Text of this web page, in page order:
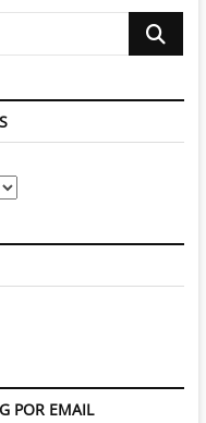
Buscar
POR EMAIL